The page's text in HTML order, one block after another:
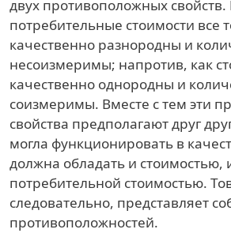
двух противоположных свойств.
потребительные стоимости все
качественно разнородны и
несоизмеримы; напротив, как
качественно однородны и
соизмеримы. Вместе с тем эти
свойства предполагают друг
могла функционировать в
должна обладать и стоимостью,
потребительной стоимостью.
следовательно, представляет
противоположностей.